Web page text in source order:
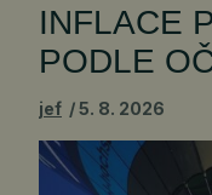
INFLACE
PODLE
jef 5. 8. 2026